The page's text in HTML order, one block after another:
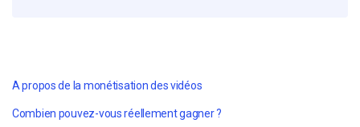
A propos de la monétisation des vidéos
Combien pouvez-vous réellement gagner ?